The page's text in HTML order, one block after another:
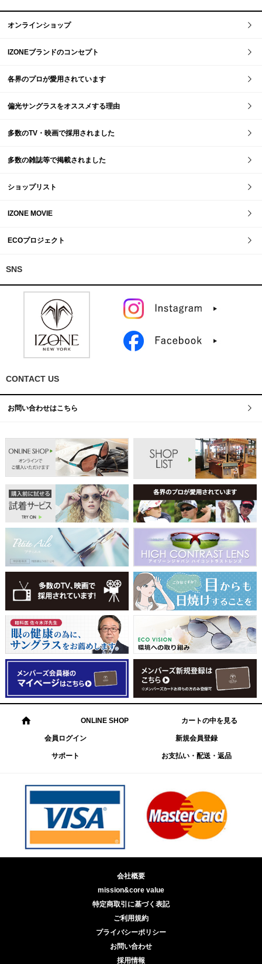
オンラインショップ
IZONEブランドのコンセプト
各界のプロが愛用されています
偏光サングラスをオススメする理由
多数のTV・映画で採用されました
多数の雑誌等で掲載されました
ショップリスト
IZONE MOVIE
ECOプロジェクト
SNS
CONTACT US
お問い合わせはこちら
ONLINE SHOP カートの中を見る
会員ログイン 新規会員登録
サポート お支払い・配送・返品
会社概要
mission&core value
特定商取引に基づく表記
ご利用規約
プライバシーポリシー
お問い合わせ
採用情報